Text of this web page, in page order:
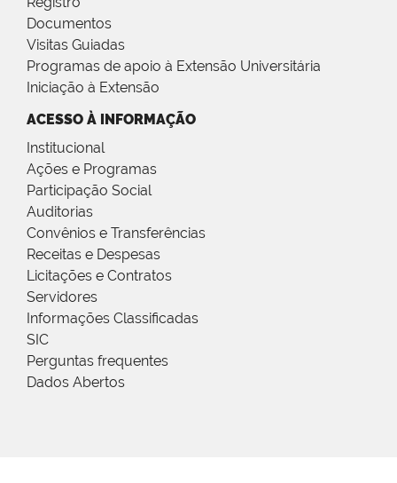
Documentos
Visitas Guiadas
Programas de apoio à Extensão Universitária
Iniciação à Extensão
ACESSO À INFORMAÇÃO
Institucional
Ações e Programas
Participação Social
Auditorias
Convênios e Transferências
Receitas e Despesas
Licitações e Contratos
Servidores
Informações Classificadas
SIC
Perguntas frequentes
Dados Abertos